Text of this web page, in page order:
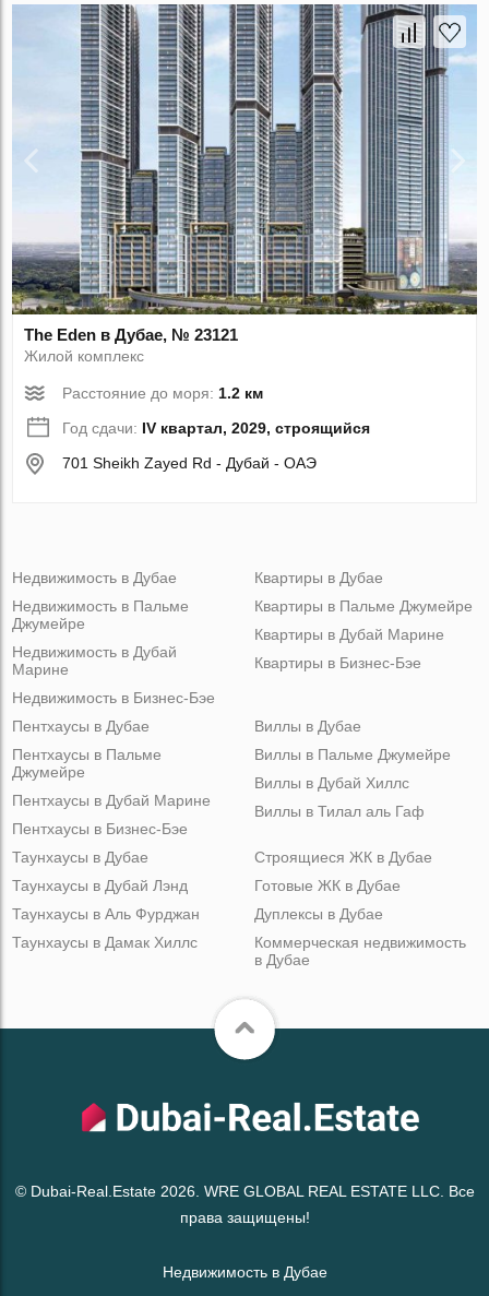
The Eden в Дубае, № 23121
Жилой комплекс
Расстояние до моря: 1.2 км
Год сдачи: IV квартал, 2029, строящийся
701 Sheikh Zayed Rd - Дубай - ОАЭ
Недвижимость в Дубае
Недвижимость в Пальме
Джумейре
Недвижимость в Дубай
Марине
Недвижимость в Бизнес-Бэе
Квартиры в Дубае
Квартиры в Пальме Джумейре
Квартиры в Дубай Марине
Квартиры в Бизнес-Бэе
Пентхаусы в Дубае
Пентхаусы в Пальме
Джумейре
Пентхаусы в Дубай Марине
Пентхаусы в Бизнес-Бэе
Виллы в Дубае
Виллы в Пальме Джумейре
Виллы в Дубай Хиллс
Виллы в Тилал аль Гаф
Таунхаусы в Дубае
Таунхаусы в Дубай Лэнд
Таунхаусы в Аль Фурджан
Таунхаусы в Дамак Хиллс
Строящиеся ЖК в Дубае
Готовые ЖК в Дубае
Дуплексы в Дубае
Коммерческая недвижимость
в Дубае
© Dubai-Real.Estate 2026. WRE GLOBAL REAL ESTATE LLC. Все
права защищены!
Недвижимость в Дубае